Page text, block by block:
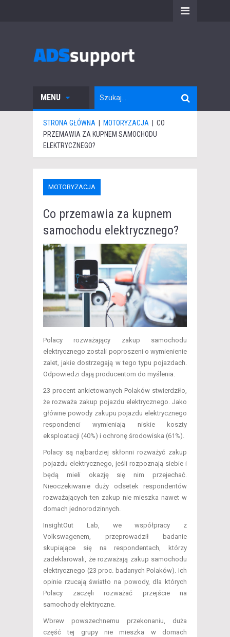
MENU
STRONA GŁÓWNA MOTORYZACJA
CO
PRZEMAWIA ZA KUPNEM SAMOCHODU
ELEKTRYCZNEGO?
MOTORYZACJA
Co przemawia za kupnem
samochodu elektrycznego?
Polacy rozważający zakup samochodu
elektrycznego zostali poproszeni o wymienienie
zalet, jakie dostrzegają w tego typu pojazdach.
Odpowiedzi dają producentom do myślenia.
23 procent ankietowanych Polaków stwierdziło,
że rozważa zakup pojazdu elektrycznego. Jako
główne powody zakupu pojazdu elektrycznego
respondenci wymieniają niskie koszty
eksploatacji (40%) i ochronę środowiska (61%).
Polacy są najbardziej skłonni rozważyć zakup
pojazdu elektrycznego, jeśli rozpoznają siebie i
będą mieli okazję się nim przejechać.
Nieoczekiwanie duży odsetek respondentów
rozważających ten zakup nie mieszka nawet w
domach jednorodzinnych.
InsightOut Lab, we współpracy z
Volkswagenem, przeprowadził badanie
skupiające się na respondentach, którzy
zadeklarowali, że rozważają zakup samochodu
elektrycznego (23 proc. badanych Polaków). Ich
opinie rzucają światło na powody, dla których
Polacy zaczęli rozważać przejście na
samochody elektryczne.
Wbrew powszechnemu przekonaniu, duża
część tej grupy nie mieszka w domach